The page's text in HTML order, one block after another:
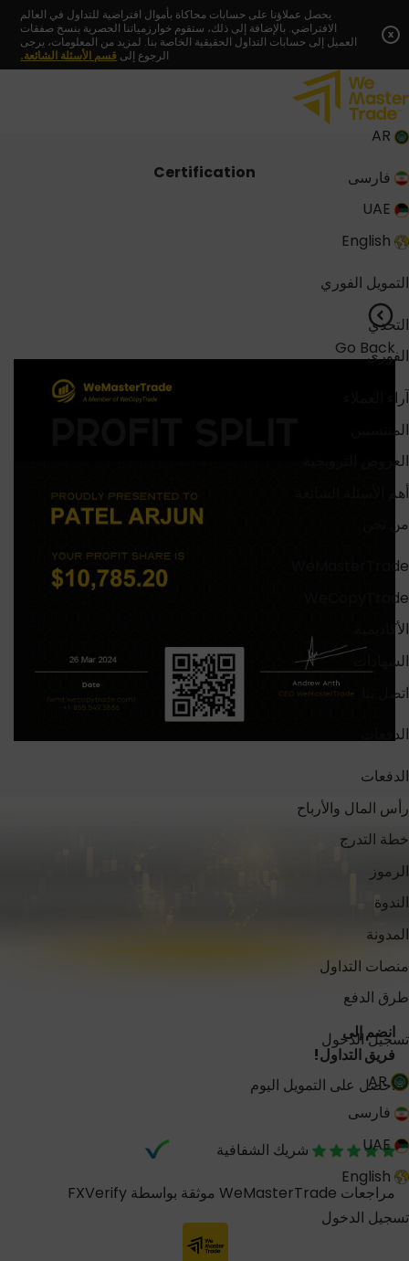
to
يحصل عملاؤنا على حسابات محاكاة بأموال افتراضية للتداول في العالم
الافتراضي. بالإضافة إلى ذلك، ستقوم خوارزمياتنا الحصرية بنسخ صفقات
العميل إلى حسابات التداول الحقيقية الخاصة بنا. لمزيد من المعلومات، يرجى
الرجوع إلى قسم الأسئلة الشائعة.
x
فارسی
التمويل الفوري
التحدي
الفوري
آراء العملاء
المنتسبين
العروض الترويجية
أهم الأسئلة الشائعة
من نحن
WeMasterTrade
WeCopyTrade
الأكاديمية
الشهادات
اتصل بنا
الدفعات
الدفعات
رأس المال والأرباح
خطة التدرج
الرموز
الندوة
المدونة
منصات التداول
طرق الدفع
تسجيل الدخول
AR
فارسی
UAE
تسجيل الدخول
Certification
Go Back
انضم إلى
فريق التداول!
احصل على التمويل اليوم
شريك الشفافية
مراجعات WeMasterTrade موثقة بواسطة FXVerify